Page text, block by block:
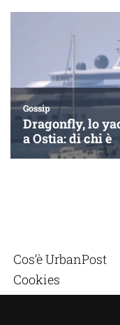
Cos’è UrbanPost
Cookies